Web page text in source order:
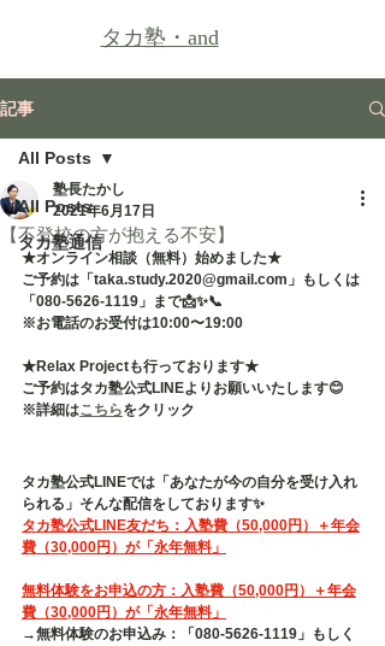
タカ塾・and
記事
All Posts
タカ塾通信
All Posts
【不登校の方が抱える不安】
塾長たかし
2021年6月17日
★オンライン相談（無料）始めました★
ご予約は「taka.study.2020@gmail.com」もしくは
「080-5626-1119」まで📩✨📞
※お電話のお受付は10:00〜19:00
★Relax Projectも行っております★
ご予約はタカ塾公式LINEよりお願いいたします😊
※詳細はこちらをクリック
タカ塾公式LINEでは「あなたが今の自分を受け入れ
られる」そんな配信をしております✨
タカ塾公式LINE友だち：入塾費（50,000円）＋年会
費（30,000円）が「永年無料」
無料体験をお申込の方：入塾費（50,000円）＋年会
費（30,000円）が「永年無料」
→無料体験のお申込み：「080-5626-1119」もしく